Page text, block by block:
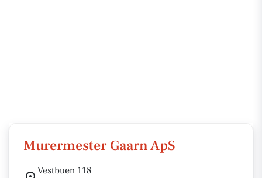
Murermester Gaarn ApS
Vestbuen 118